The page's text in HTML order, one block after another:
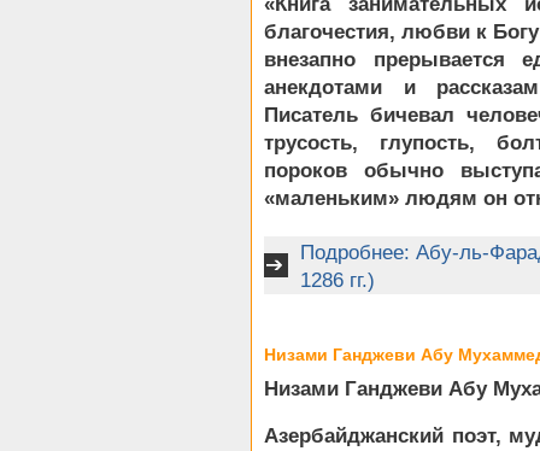
благочестия, любви к
внезапно прерывается
анекдотами и
Писатель бичевал
трусость, глупость,
пороков обычно
«маленьким» людям он
Подробнее: Абу-ль-
1286 гг.)
Низами Ганджеви Абу
Низами Ганджеви Абу
Азербайджанский поэт,